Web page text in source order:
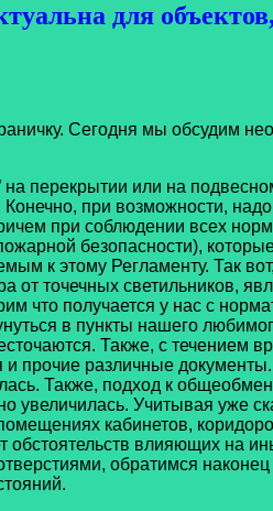
для
Сегодня мы обсудим
на перекрытии или на
при возможности, надо
при соблюдении всех
безопасности),
к этому Регламенту. Так
от точечных светильников,
что получается у нас с
в пункты нашего
Также, с течением
прочие различные
Также, подход к
увеличилась. Учитывая уже
кабинетов,
обстоятельств влияющих на
обратимся